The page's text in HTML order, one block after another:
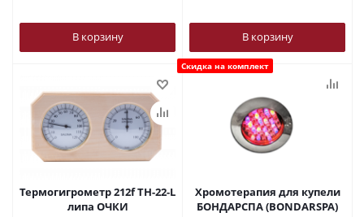
В корзину В корзину
Термогигрометр 212f ТН-22-L
липа ОЧКИ
Скидка на комплект
Хромотерапия для купели
БОНДАРСПА (BONDARSPA)